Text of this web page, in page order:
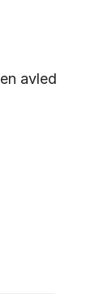
avled